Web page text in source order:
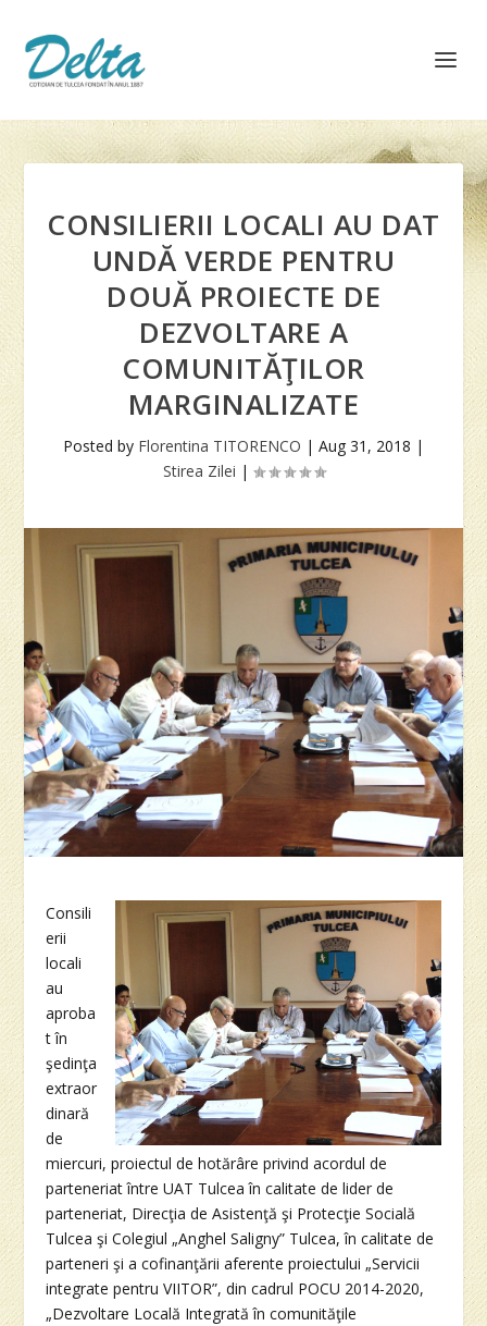
CONSILIERII LOCALI AU DAT
UNDĂ VERDE PENTRU
DOUĂ PROIECTE DE
DEZVOLTARE A
COMUNITĂŢILOR
MARGINALIZATE
Posted by Florentina TITORENCO | Aug 31, 2018 |
Stirea Zilei |
Consili
erii
locali
au
aproba
t în
şedinţa
extraor
dinară
de
miercuri, proiectul de hotărâre privind acordul de
parteneriat între UAT Tulcea în calitate de lider de
parteneriat, Direcţia de Asistenţă şi Protecţie Socială
Tulcea şi Colegiul „Anghel Saligny” Tulcea, în calitate de
parteneri şi a cofinanţării aferente proiectului „Servicii
integrate pentru VIITOR”, din cadrul POCU 2014-2020,
„Dezvoltare Locală Integrată în comunităţile